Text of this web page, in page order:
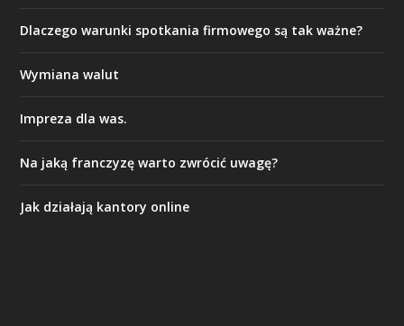
Dlaczego warunki spotkania firmowego są tak ważne?
Wymiana walut
Impreza dla was.
Na jaką franczyzę warto zwrócić uwagę?
Jak działają kantory online